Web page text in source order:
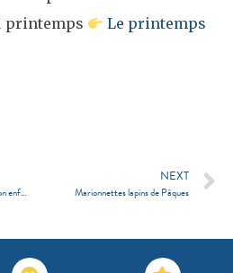
printemps
Le printemps
Massages et bercements : aider son enfant à mieux gérer ses émotions.
NEXT
Marionnettes lapins de Pâques